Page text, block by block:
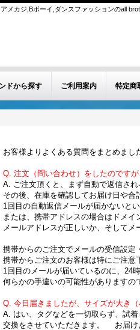
メカジ,Bボーイ,ダンスファッションのall
ドから探す ご利用案内 特定商
お客様よりよくある質問をまとめまし
Q. 注文（問い合わせ）をしたのです
A. ご注文頂くと、まず自動で返信さ
その後、在庫を確認してお届け日や
1回目の自動返信メールが届かないと
または、携帯アドレスの場合はドメ
メールアドレスが正しいか、そして
携帯からのご注文でメールの受信設
携帯からご注文のお客様は特にご注意
1回目のメールが届いているのに、24
何らかの手違いの可能性があります
Q. 今日届きましたが、サイズが大き
A. はい、タグなどを一切取らず、試
交換をさせていただきます。 お届け